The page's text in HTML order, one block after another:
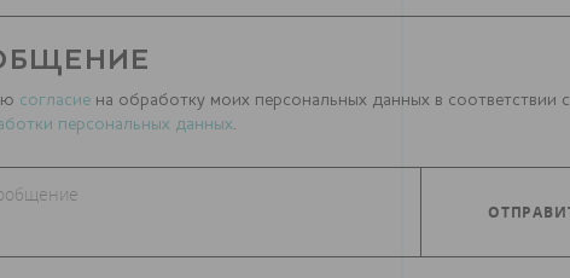
согласие на обработку моих персональных данных в соответствии с
персональных данных.